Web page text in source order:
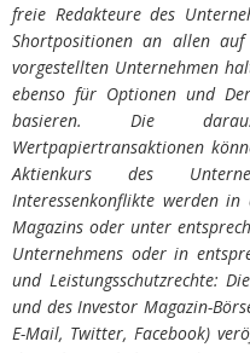
freie Redakteure des
Shortpositionen an allen
vorgestellten Unternehmen
ebenso für Optionen und
basieren. Die
Wertpapiertransaktionen
Aktienkurs des
Interessenkonflikte werden
Magazins oder unter
Unternehmens oder in
und Leistungsschutzrechte:
und des Investor Magazin-
E-Mail, Twitter, Facebook)